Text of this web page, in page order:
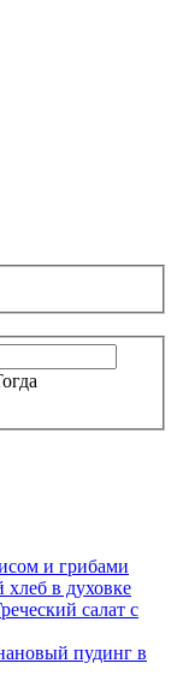
и грибами
в духовке
салат с
пудинг в